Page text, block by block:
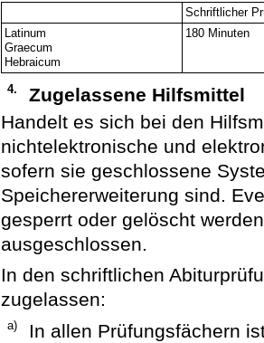
Schriftlicher
Latinum
Graecum
Hebraicum
180 Minuten
4.
Zugelassene Hilfsmittel
Handelt es sich bei den
nichtelektronische und
sofern sie geschlossene
Speichererweiterung sind.
gesperrt oder gelöscht
ausgeschlossen.
In den schriftlichen
zugelassen:
a)
In allen Prüfungsfächern